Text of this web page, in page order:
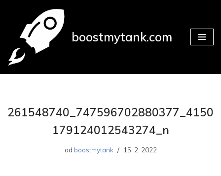
Přeskočit
obsah
boostmytank.com
261548740_747596702880377_4150
179124012543274_n
od boostmytank 15. 2. 2022